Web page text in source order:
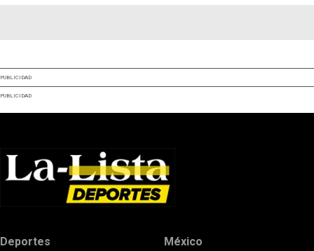
PUBLICIDAD
PUBLICIDAD
Deportes México